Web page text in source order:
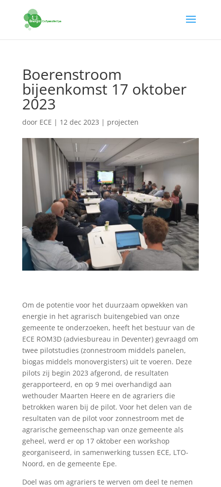
Boerenstroom
bijeenkomst 17 oktober
2023
door ECE | 12 dec 2023 | projecten
Om de potentie voor het duurzaam opwekken van
energie in het agrarisch buitengebied van onze
gemeente te onderzoeken, heeft het bestuur van de
ECE ROM3D (adviesbureau in Deventer) gevraagd om
twee pilotstudies (zonnestroom middels panelen,
biogas middels monovergisters) uit te voeren. Deze
pilots zij begin 2023 afgerond, de resultaten
gerapporteerd, en op 9 mei overhandigd aan
wethouder Maarten Heere en de agrariers die
betrokken waren bij de pilot. Voor het delen van de
resultaten van de pilot voor zonnestroom met de
agrarische gemeenschap van onze gemeente als
geheel, werd er op 17 oktober een workshop
georganiseerd, in samenwerking tussen ECE, LTO-
Noord, en de gemeente Epe.
Doel was om agrariers te werven om deel te nemen